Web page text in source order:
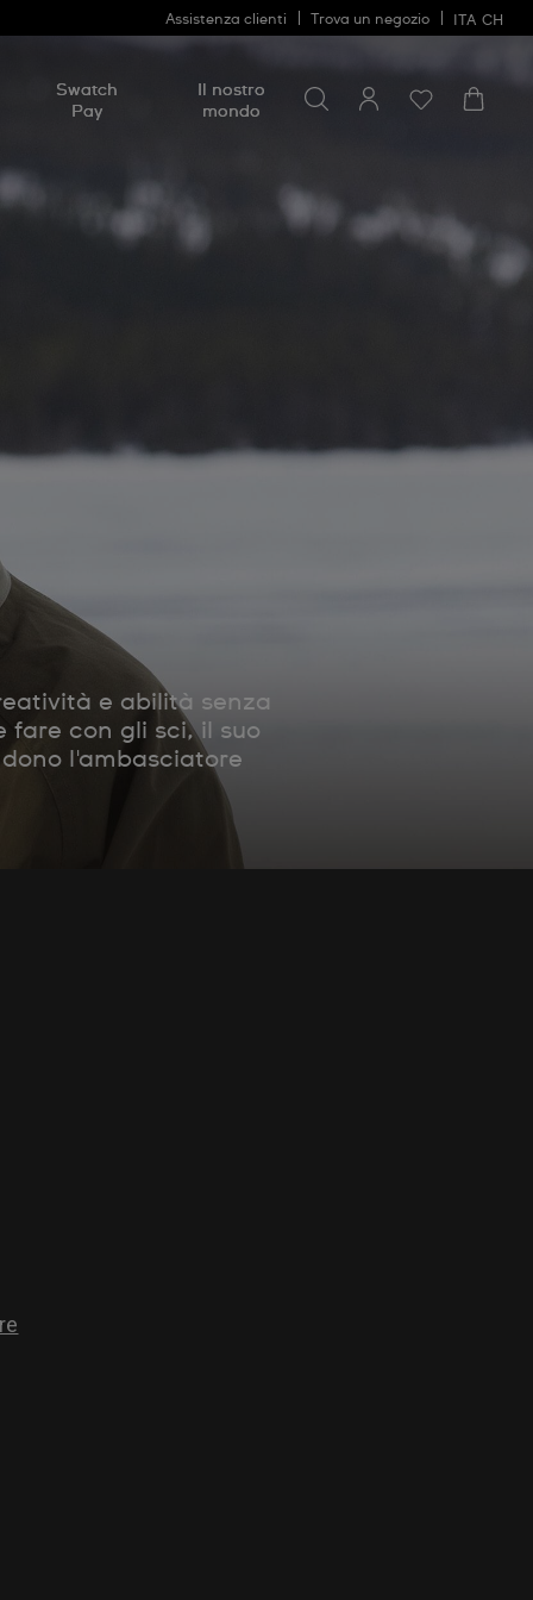
Assistenza clienti Trova un negozio ITA CH
Swatch
Pay
Il nostro
mondo
e abilità senza
fare con gli sci, il suo
l'ambasciatore